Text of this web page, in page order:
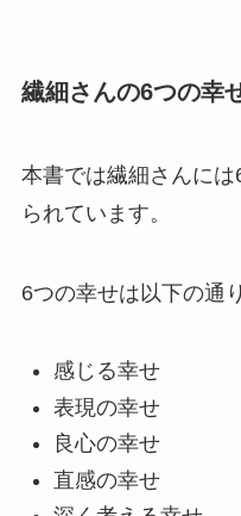
繊細さんの6つの幸
本書では繊細さんに
られています。
6つの幸せは以下の通
感じる幸せ
表現の幸せ
良心の幸せ
直感の幸せ